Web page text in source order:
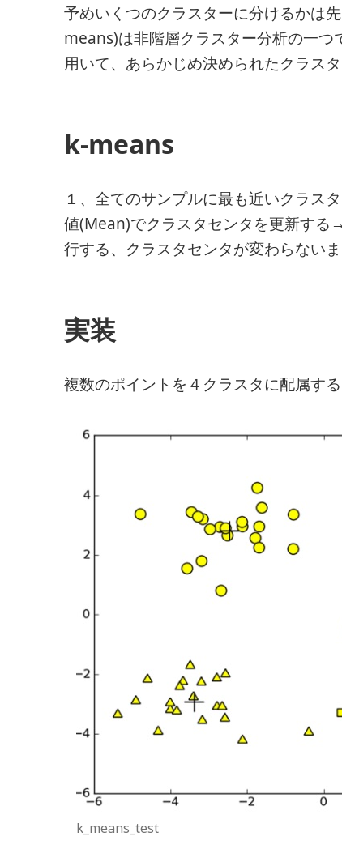
予めいくつのクラスターに分けるかは
means)は非階層クラスター分析の一
用いて、あらかじめ決められたクラス
k-means
１、全てのサンプルに最も近いクラス
値(Mean)でクラスタセンタを更新す
行する、クラスタセンタが変わらない
実装
複数のポイントを４クラスタに配属する
k_means_test